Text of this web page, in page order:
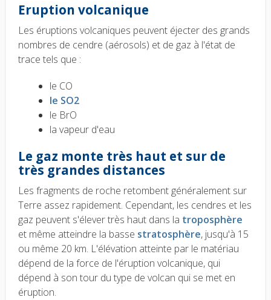
Eruption volcanique
Les éruptions volcaniques peuvent éjecter des grands
nombres de cendre (aérosols) et de gaz à l'état de
trace tels que :
le CO
le SO2
le BrO
la vapeur d'eau
Le gaz monte très haut et sur de
très grandes distances
Les fragments de roche retombent généralement sur
Terre assez rapidement. Cependant, les cendres et les
gaz peuvent s'élever très haut dans la troposphère
et même atteindre la basse stratosphère, jusqu'à 15
ou même 20 km. L'élévation atteinte par le matériau
dépend de la force de l'éruption volcanique, qui
dépend à son tour du type de volcan qui se met en
éruption.